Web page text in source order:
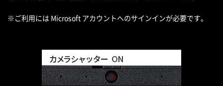
※ご利用には Microsoft アカウントへのサインインが必要です。